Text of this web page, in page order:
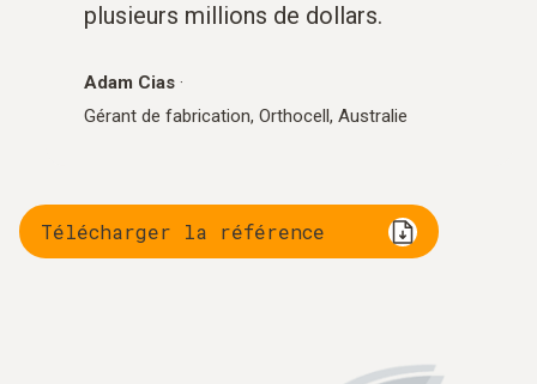
plusieurs millions de dollars.
Adam Cias ·
Gérant de fabrication, Orthocell, Australie
Télécharger la référence